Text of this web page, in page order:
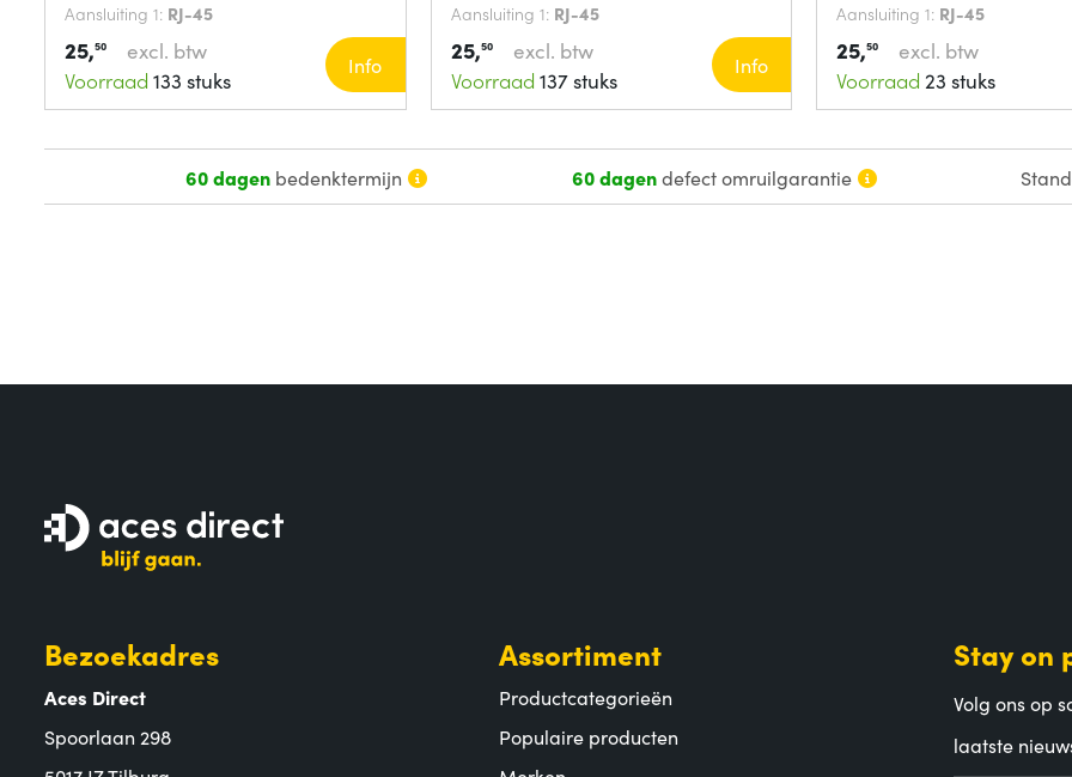
Aansluiting 1: RJ-45
25,50
excl. btw
Voorraad 133 stuks
Info
Aansluiting 1: RJ-45
25,50
excl. btw
Voorraad 137 stuks
Info
Aansluiting 1: RJ-45
25,50
excl. btw
Voorraad 23 stuks
60 dagenbedenktermijn 60 dagendefect omruilgarantie
Bezoekadres
Aces Direct
Spoorlaan 298
Assortiment
Productcategorieën
Populaire producten
Stay on
Volg ons op
laatste